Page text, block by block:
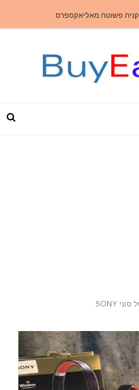
קניה פשוטה מאליאקספרס